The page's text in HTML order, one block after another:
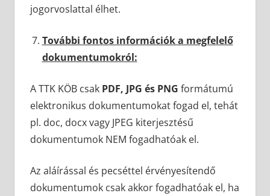
jogorvoslattal élhet.
További fontos információk a megfelelő
dokumentumokról:
A TTK KÖB csak PDF, JPG és PNG formátumú
elektronikus dokumentumokat fogad el, tehát
pl. doc, docx vagy JPEG kiterjesztésű
dokumentumok NEM fogadhatóak el.
Az aláírással és pecséttel érvényesítendő
dokumentumok csak akkor fogadhatóak el, ha